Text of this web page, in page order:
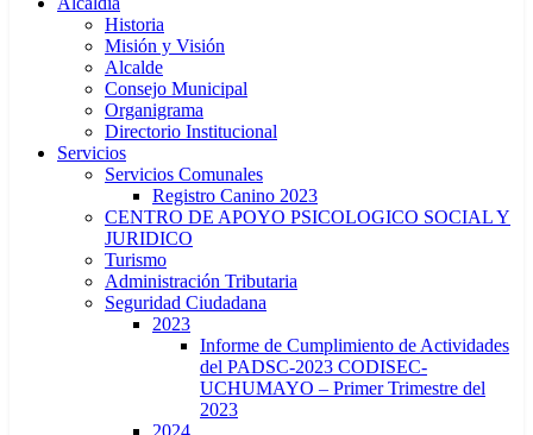
Historia
Misión y Visión
Alcalde
Consejo Municipal
Organigrama
Directorio Institucional
Servicios
Servicios Comunales
Registro Canino 2023
CENTRO DE APOYO PSICOLOGICO SOCIAL Y
JURIDICO
Turismo
Administración Tributaria
Seguridad Ciudadana
2023
Informe de Cumplimiento de Actividades
del PADSC-2023 CODISEC-
UCHUMAYO – Primer Trimestre del
2023
2024